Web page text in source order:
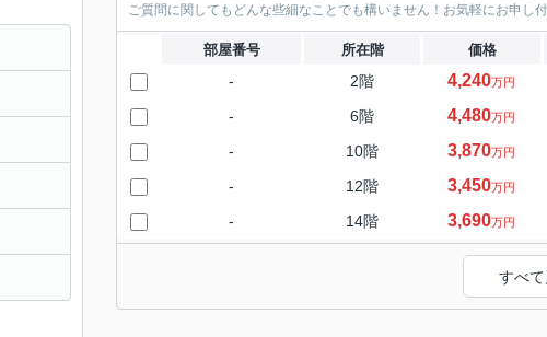
ご質問に関してもどんな些細なことでも構いません！お気軽にお申し
部屋番号 所在階 価格
- 2階 4,240万円
- 6階 4,480万円
- 10階 3,870万円
- 12階 3,450万円
- 14階 3,690万円
すべて